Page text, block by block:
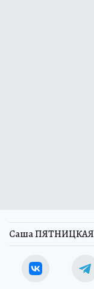
Саша ПЯТНИЦКАЯ